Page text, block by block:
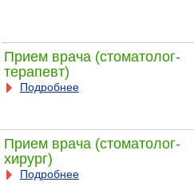
Прием врача (стоматолог-
терапевт)
Подробнее
Прием врача (стоматолог-
хирург)
Подробнее